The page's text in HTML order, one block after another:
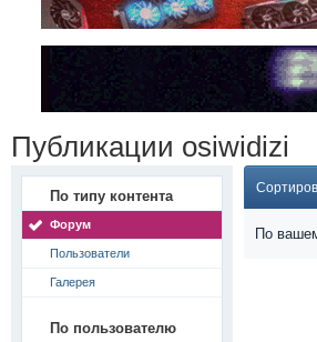
Публикации osiwidizi
По типу контента
Форум
Пользователи
Галерея
По пользователю
По